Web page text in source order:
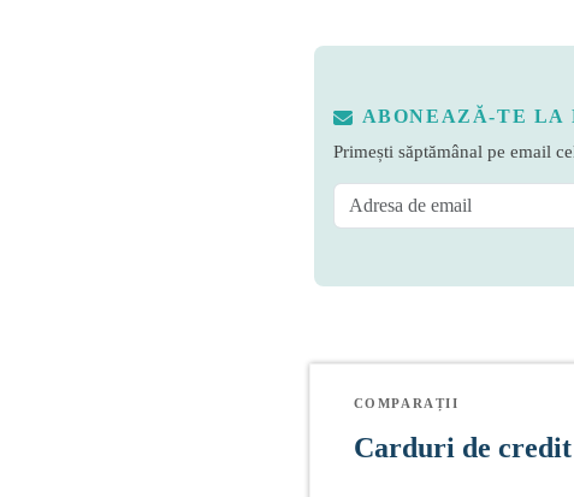
ABONEAZĂ-TE LA
Primești săptămânal pe email
COMPARAȚII
Carduri de credit